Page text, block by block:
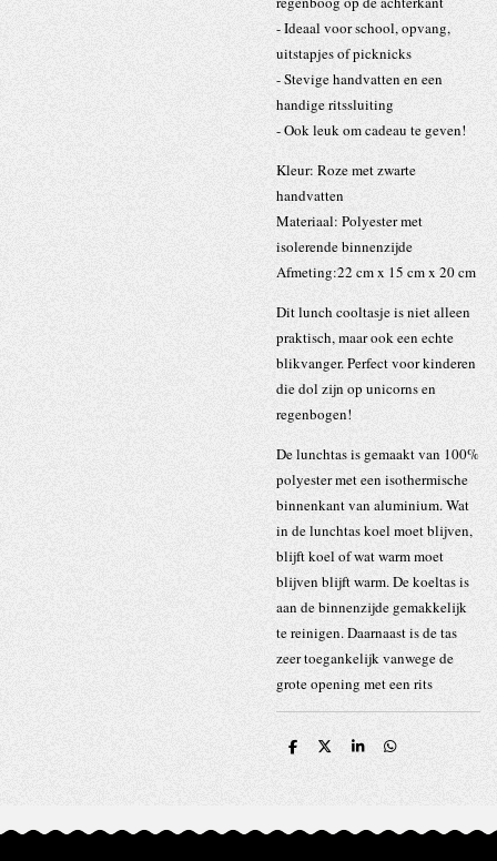
- Ideaal voor school, opvang,
uitstapjes of picknicks
- Stevige handvatten en een
handige ritssluiting
- Ook leuk om cadeau te geven!
Kleur: Roze met zwarte
handvatten
Materiaal: Polyester met
isolerende binnenzijde
Afmeting:22 cm x 15 cm x 20 cm
Dit lunch cooltasje is niet alleen
praktisch, maar ook een echte
blikvanger. Perfect voor kinderen
die dol zijn op unicorns en
regenbogen!
De lunchtas is gemaakt van 100%
polyester met een isothermische
binnenkant van aluminium. Wat
in de lunchtas koel moet blijven,
blijft koel of wat warm moet
blijven blijft warm. De koeltas is
aan de binnenzijde gemakkelijk
te reinigen. Daarnaast is de tas
zeer toegankelijk vanwege de
grote opening met een rits
D
D
S
D